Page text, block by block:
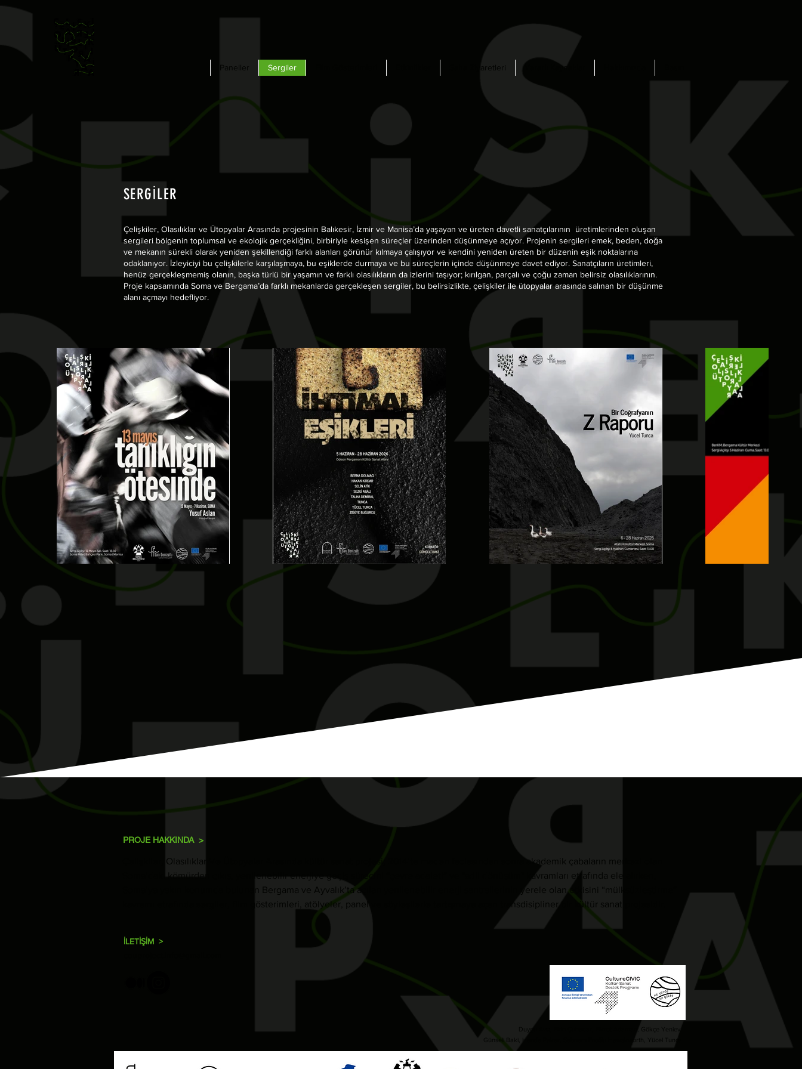
Paneller Sergiler Saha Ziyaretleri Yararlı Kaynaklar
SERGİLER
Çelişkiler, Olasılıklar ve Ütopyalar Arasında projesinin Balıkesir, İzmir ve Manisa’da yaşayan ve üreten davetli sanatçılarının üretimlerinden oluşan
sergileri bölgenin toplumsal ve ekolojik gerçekliğini, birbiriyle kesişen süreçler üzerinden düşünmeye açıyor. Projenin sergileri emek, beden, doğa
ve mekanın sürekli olarak yeniden şekillendiği farklı alanları görünür kılmaya çalışıyor ve kendini yeniden üreten bir düzenin eşik noktalarına
odaklanıyor. İzleyiciyi bu çelişkilerle karşılaşmaya, bu eşiklerde durmaya ve bu süreçlerin içinde düşünmeye davet ediyor. Sanatçıların üretimleri,
henüz gerçekleşmemiş olanın, başka türlü bir yaşamın ve farklı olasılıkların da izlerini taşıyor; kırılgan, parçalı ve çoğu zaman belirsiz olasılıklarının.
Proje kapsamında Soma ve Bergama’da farklı mekanlarda gerçekleşen sergiler, bu belirsizlikte, çelişkiler ile ütopyalar arasında salınan bir düşünme
alanı açmayı hedefliyor.
PROJE HAKKINDA >
Çelişkiler, Olasılıklar Ve Ütopyalar Arasında kültür sanat projesi, 2014’te maden faciasından sonra akademik çabaların merkezi olan
Soma’daki kömürden çıkış, yenilenebilir enerjiye geçiş sürecini “çevre adaleti” ve "adil dönüşüm" kavramları etrafında ele alırken,
Soma’ya yakın konumda bulunan Bergama ve Ayvalık’ta açılan yenilenebilir enerji santrallerinin yerele olan etkisini “mülksüzleştirme”
kavramı etrafında sergiler, film gösterimleri, atölyeler, panel ve söyleşilerle tartışmaya açan transdisipliner bir kültür sanat projesidir.
İLETİŞİM >
Duygu Avcı, Ekin Çuhadar, Fikret Adaman, Gökçe Yeniev,
Günseli Baki, Hande Paker, Şebnem Eroğlu Hawskworth, Yücel Tunca